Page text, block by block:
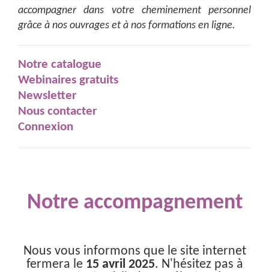
accompagner dans votre cheminement personnel
grâce à nos ouvrages et à nos formations en ligne.
Notre catalogue
Webinaires gratuits
Newsletter
Nous contacter
Connexion
Notre accompagnement
Nous vous informons que le site internet
fermera le 15 avril 2025. N'hésitez pas à